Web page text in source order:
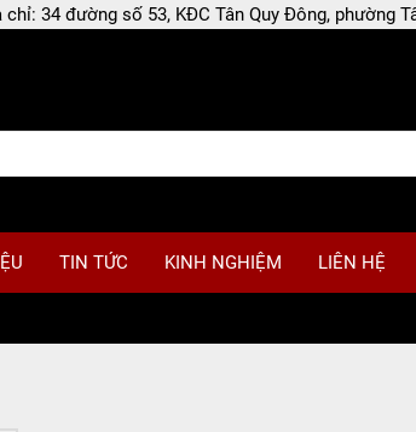
TIN TỨC KINH NGHIỆM LIÊN HỆ
34 đường số 53, KĐC Tân Quy Đông, phường